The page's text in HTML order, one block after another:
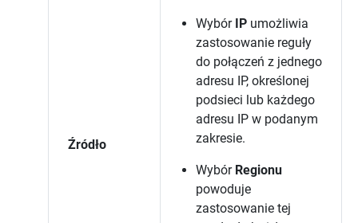
Źródło
Wybór IP umożliwia
zastosowanie reguły
do połączeń z jednego
adresu IP, określonej
podsieci lub każdego
adresu IP w podanym
zakresie.
Wybór Regionu
powoduje
zastosowanie tej